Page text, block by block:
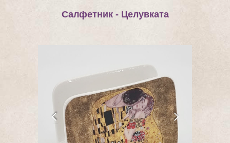
Салфетник - Целувката